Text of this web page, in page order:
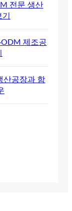
전문 생산
제조공
산공장과 함